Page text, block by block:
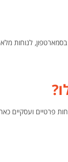
לנוחות
פרטיים ועסקיים